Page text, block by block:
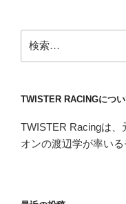
第
61
GP
ト
ク
大
索:
TWISTER RACINGにつ
TWISTER Racingは
オンの渡辺学が率いる